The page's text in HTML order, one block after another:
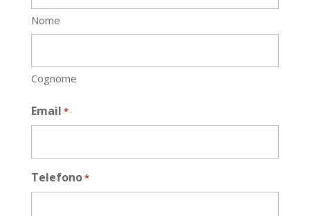
Nome
Cognome
Email *
Telefono*